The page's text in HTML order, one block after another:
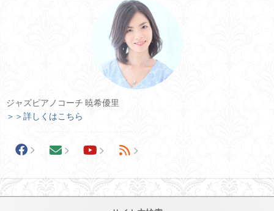
ジャズピアノコーチ 暁希優里
＞＞詳しくはこちら